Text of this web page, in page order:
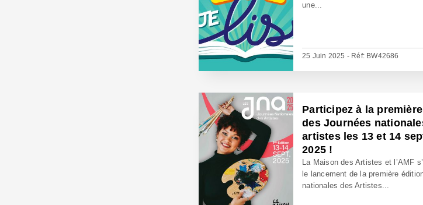
une...
25 Juin 2025 - Réf: BW42686
Participez à la
des Journées
artistes les 13 et 14
2025 !
La Maison des Artistes et l’AMF
le lancement de la première
nationales des Artistes...